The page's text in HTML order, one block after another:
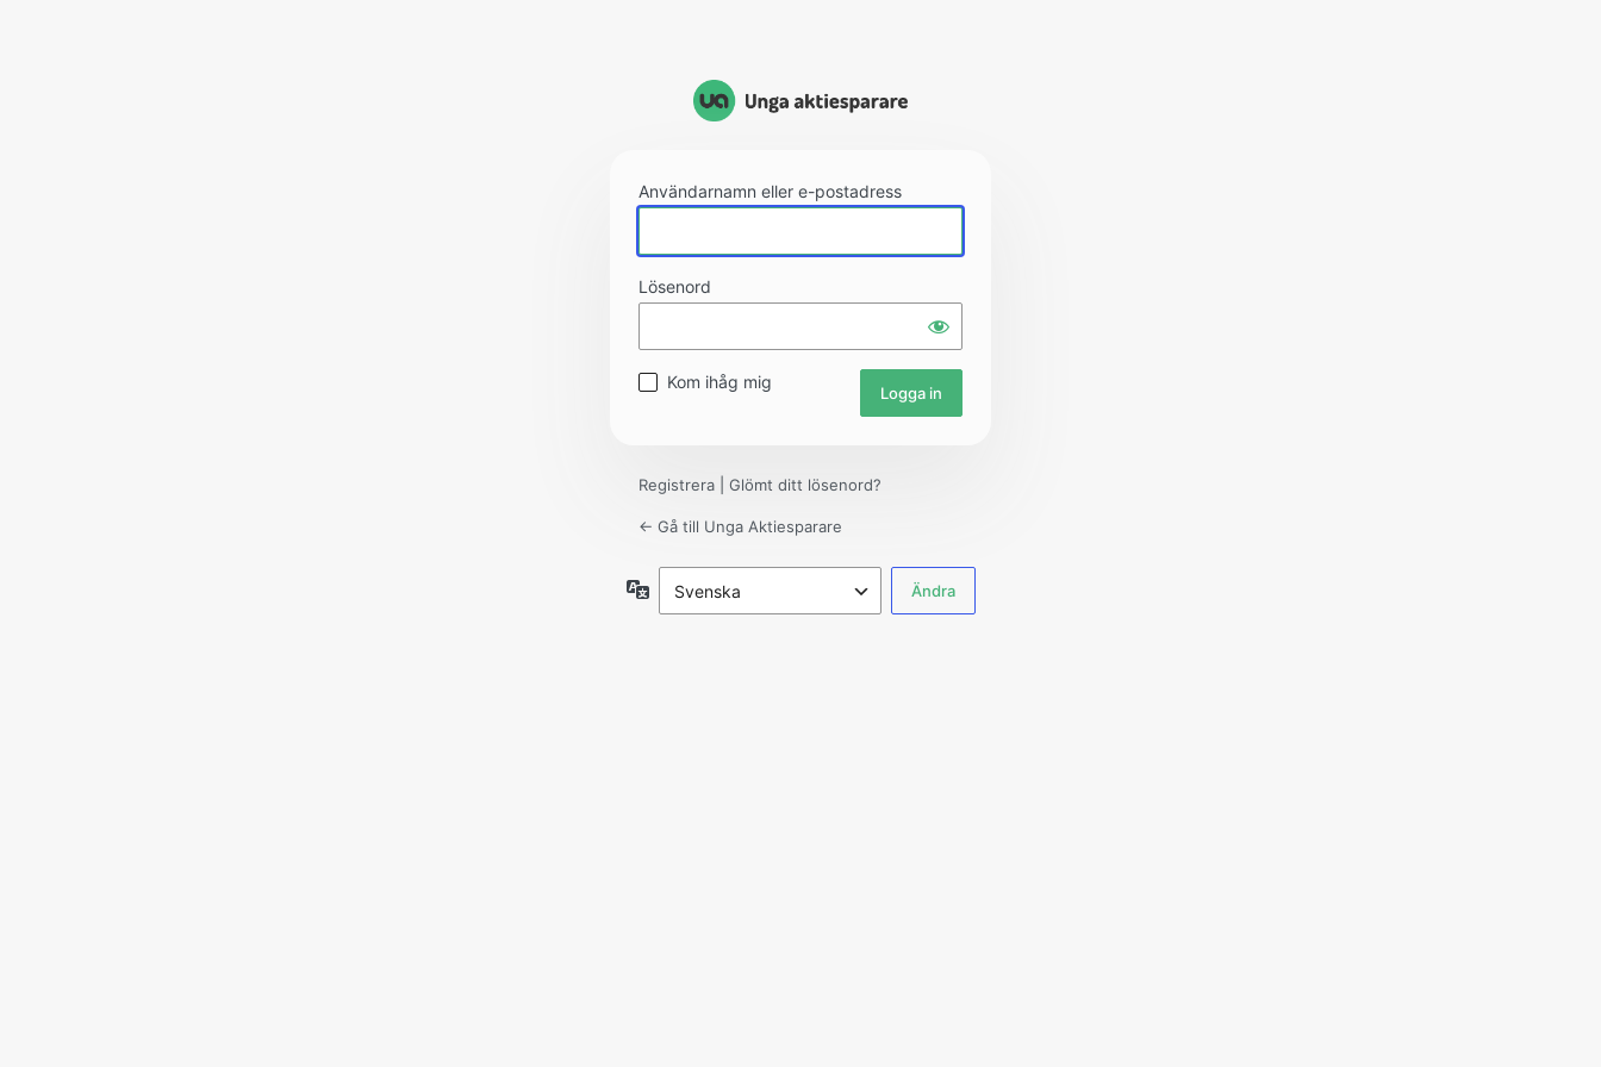
Användarnamn eller e-postadress
Lösenord
Kom ihåg mig
Registrera Glömt ditt lösenord?
← Gå till Unga Aktiesparare
Språk